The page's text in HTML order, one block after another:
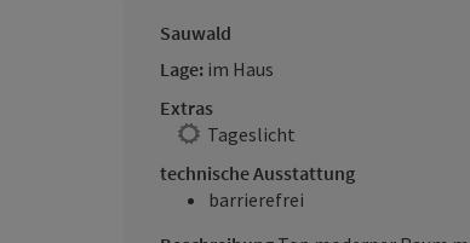
Sauwald
Lage: im Haus
Extras
Tageslicht
technische Ausstattung
barrierefrei